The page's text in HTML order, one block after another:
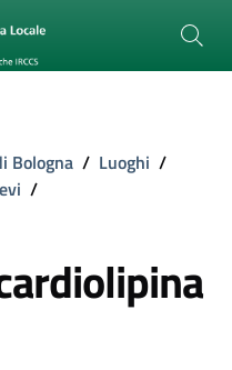
Bologna / Luoghi /
/